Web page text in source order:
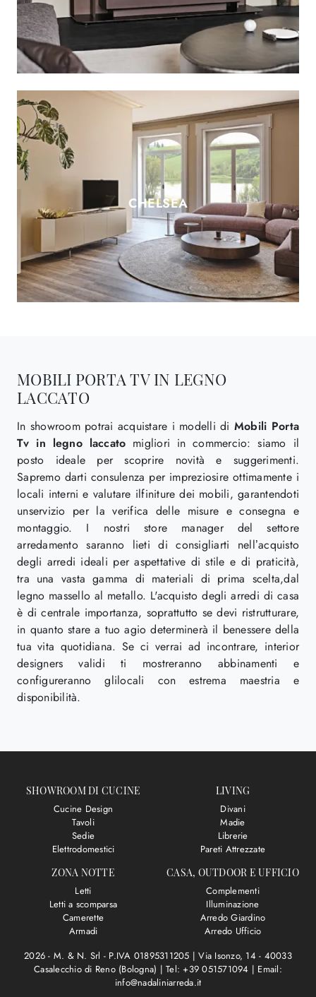
CHELSEA
MOBILI PORTA TV IN LEGNO
LACCATO
In showroom potrai acquistare i modelli di Mobili Porta
Tv in legno laccato migliori in commercio: siamo il
posto ideale per scoprire novità e suggerimenti.
Sapremo darti consulenza per impreziosire ottimamente i
locali interni e valutare ilfiniture dei mobili, garantendoti
unservizio per la verifica delle misure e consegna e
montaggio. I nostri store manager del settore
arredamento saranno lieti di consigliarti nell’acquisto
degli arredi ideali per aspettative di stile e di praticità,
tra una vasta gamma di materiali di prima scelta,dal
legno massello al metallo. L'acquisto degli arredi di casa
è di centrale importanza, soprattutto se devi ristrutturare,
in quanto stare a tuo agio determinerà il benessere della
tua vita quotidiana. Se ci verrai ad incontrare, interior
designers validi ti mostreranno abbinamenti e
configureranno glilocali con estrema maestria e
disponibilità.
SHOWROOM DI CUCINE
Cucine Design
Tavoli
Sedie
Elettrodomestici
LIVING
Divani
Madie
Librerie
Pareti Attrezzate
ZONA NOTTE
Letti
Letti a scomparsa
Camerette
Armadi
CASA, OUTDOOR E UFFICIO
Complementi
Illuminazione
Arredo Giardino
Arredo Ufficio
2026 - M. & N. Srl - P.IVA 01895311205 |Via Isonzo, 14 - 40033
Casalecchio di Reno (Bologna) |Tel: +39 051571094 | Email:
info@nadaliniarreda.it